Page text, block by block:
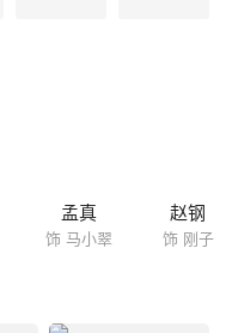
孟真
饰 马小翠
赵钢
饰 刚子